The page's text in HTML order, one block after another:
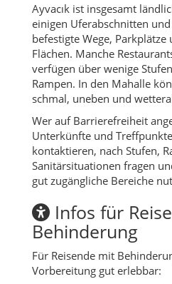
Ayvacık ist insgesamt
einigen Uferabschnitten
befestigte Wege,
Flächen. Manche
verfügen über wenige
Rampen. In den Mahalle
schmal, uneben und
Wer auf Barrierefreiheit
Unterkünfte und
kontaktieren, nach Stufen,
Sanitärsituationen fragen
gut zugängliche Bereiche
Infos für
Behinderung
Für Reisende mit
Vorbereitung gut erlebbar: